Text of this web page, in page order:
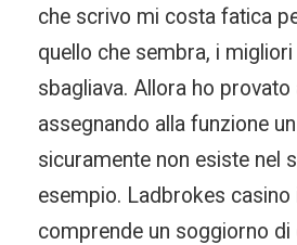
che scrivo mi costa fatica
quello che sembra, i
sbagliava. Allora ho
assegnando alla funzione
sicuramente non esiste nel
esempio. Ladbrokes casino
comprende un soggiorno di